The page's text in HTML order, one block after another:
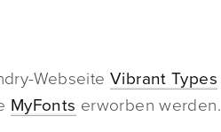
WebseiteVibrant Types
MyFonts erworben werden.